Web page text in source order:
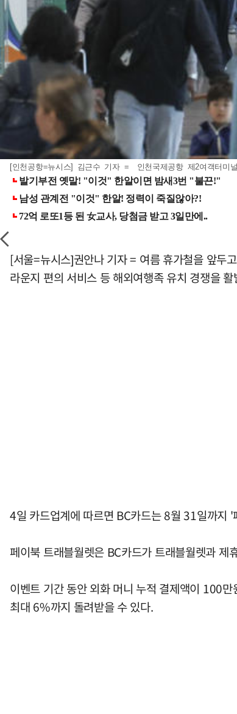
[인천공항=뉴시스] 김근수 기자 = 인천국제공항 제2여객터미
[서울=뉴시스]권안나 기자 = 여름 휴가철을 앞두
라운지 편의 서비스 등 해외여행족 유치 경쟁을
4일 카드업계에 따르면 BC카드는 8월 31일까지
페이북 트래블월렛은 BC카드가 트래블월렛과
이벤트 기간 동안 외화 머니 누적 결제액이 100
최대 6%까지 돌려받을 수 있다.